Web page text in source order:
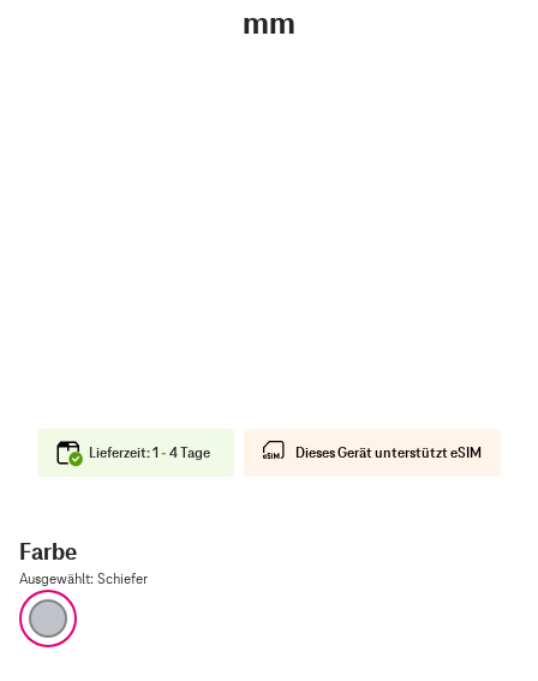
mm
Lieferzeit: 1 - 4 Tage Dieses Gerät unterstützt eSIM
Farbe
Ausgewählt: Schiefer